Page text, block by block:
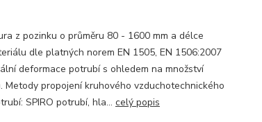
z pozinku o průměru 80 - 1600 mm a délce
dle platných norem EN 1505, EN 1506:2007
deformace potrubí s ohledem na množství
Metody propojení kruhového vzduchotechnického
SPIRO potrubí, hla... celý popis